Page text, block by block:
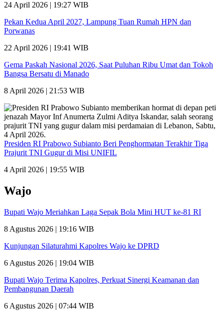
24 April 2026 | 19:27 WIB
Pekan Kedua April 2027, Lampung Tuan Rumah HPN dan
Porwanas
22 April 2026 | 19:41 WIB
Gema Paskah Nasional 2026, Saat Puluhan Ribu Umat dan Tokoh
Bangsa Bersatu di Manado
8 April 2026 | 21:53 WIB
Presiden RI Prabowo Subianto Beri Penghormatan Terakhir Tiga
Prajurit TNI Gugur di Misi UNIFIL
4 April 2026 | 19:55 WIB
Wajo
Bupati Wajo Meriahkan Laga Sepak Bola Mini HUT ke-81 RI
8 Agustus 2026 | 19:16 WIB
Kunjungan Silaturahmi Kapolres Wajo ke DPRD
6 Agustus 2026 | 19:04 WIB
Bupati Wajo Terima Kapolres, Perkuat Sinergi Keamanan dan
Pembangunan Daerah
6 Agustus 2026 | 07:44 WIB